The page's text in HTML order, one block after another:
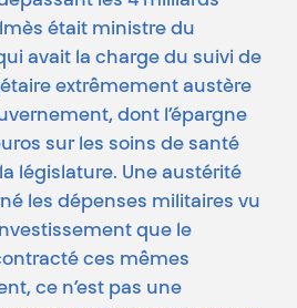
était ministre du
avait la charge du suivi de
extrêmement austère
dont l’épargne
sur les soins de santé
législature. Une austérité
les dépenses militaires vu
que le
ces mêmes
ce n’est pas une